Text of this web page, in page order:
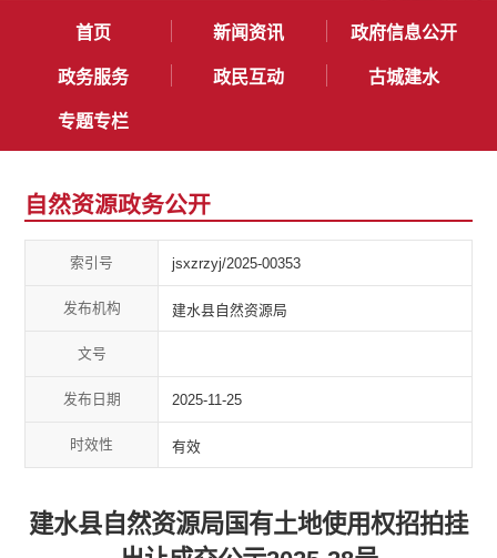
首页 新闻资讯 政府信息公开
政务服务 政民互动 古城建水
专题专栏
自然资源政务公开
索引号 jsxzrzyj/2025-00353
发布机构 建水县自然资源局
文号
发布日期 2025-11-25
时效性 有效
建水县自然资源局国有土地使用权招拍挂